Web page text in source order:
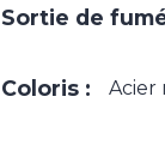
Sortie de
Coloris : Acier